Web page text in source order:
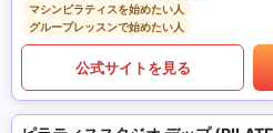
マシンピラティスを始めたい人
グループレッスンで始めたい人
公式サイトを見る